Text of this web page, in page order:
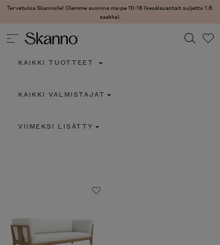
Tervetuloa Skannolle! Olemme avoinna ma-pe 10-18 (kesälauantait suljettu 1.8.
saakka).
Type 2 or more characters for results.
KAIKKI TUOTTEET
KAIKKI VALMISTAJAT
VIIMEKSI LISÄTTY